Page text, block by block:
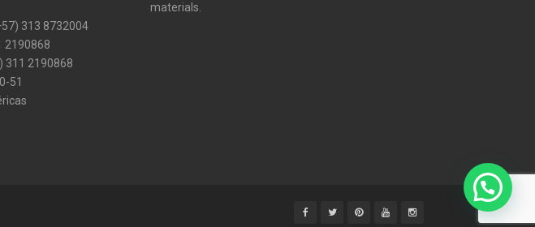
313 8732004
2190868
311 2190868
51
materials.